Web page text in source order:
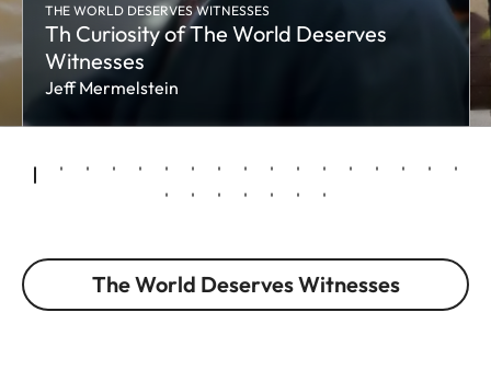
THE WORLD DESERVES WITNESSES
Th Curiosity of The World Deserves
Witnesses
Jeff Mermelstein
The World Deserves Witnesses